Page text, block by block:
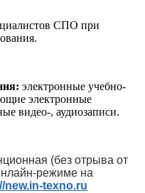
СПО при
электронные учебно-
электронные
видео-, аудиозаписи.
(без отрыва от
режиме на
new.in-texno.ru